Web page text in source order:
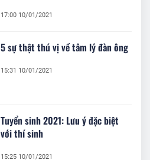
17:00 10/01/2021
5 sự thật thú vị về tâm lý đàn ông
15:31 10/01/2021
Tuyển sinh 2021: Lưu ý đặc biệt
với thí sinh
15:25 10/01/2021